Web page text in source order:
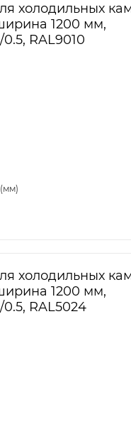
холодильных
1200 мм,
RAL9010
холодильных
1200 мм,
RAL5024